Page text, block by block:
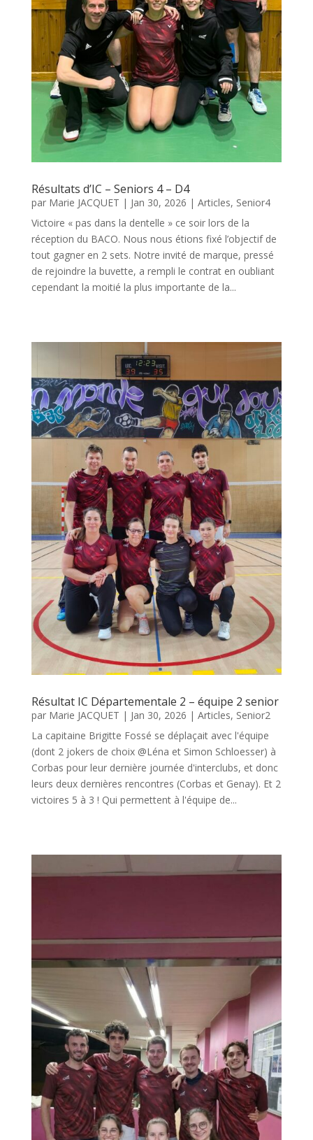
Résultats d’IC – Seniors 4 – D4
par Marie JACQUET | Jan 30, 2026 | Articles, Senior4
Victoire « pas dans la dentelle » ce soir lors de la
réception du BACO. Nous nous étions fixé l’objectif de
tout gagner en 2 sets. Notre invité de marque, pressé
de rejoindre la buvette, a rempli le contrat en oubliant
cependant la moitié la plus importante de la...
Résultat IC Départementale 2 – équipe 2 senior
par Marie JACQUET | Jan 30, 2026 | Articles, Senior2
La capitaine Brigitte Fossé se déplaçait avec l'équipe
(dont 2 jokers de choix @Léna et Simon Schloesser) à
Corbas pour leur dernière journée d'interclubs, et donc
leurs deux dernières rencontres (Corbas et Genay). Et 2
victoires 5 à 3 ! Qui permettent à l'équipe de...